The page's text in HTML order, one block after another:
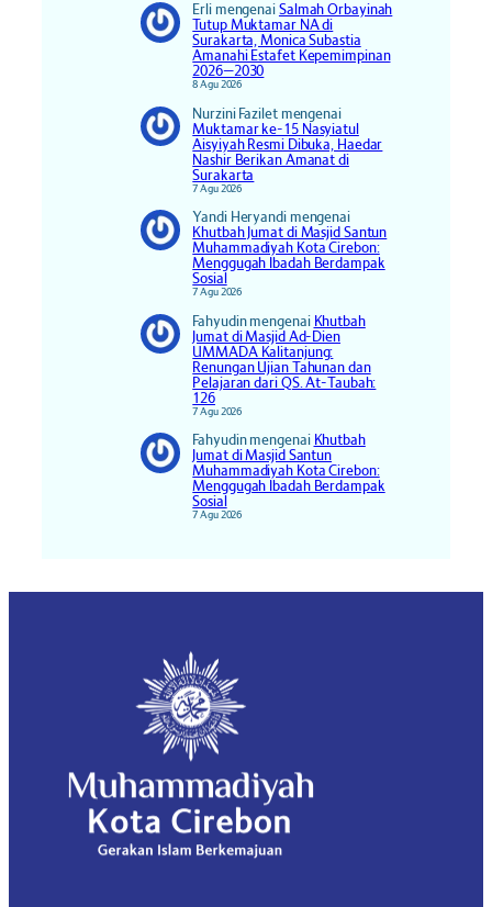
ErlimengenaiSalmah Orbayinah
Tutup Muktamar NA di
Surakarta, Monica Subastia
Amanahi Estafet Kepemimpinan
2026–2030
8 Agu 2026
Nurzini Faziletmengenai
Muktamar ke-15 Nasyiatul
Aisyiyah Resmi Dibuka, Haedar
Nashir Berikan Amanat di
Surakarta
7 Agu 2026
Yandi Heryandimengenai
Khutbah Jumat di Masjid Santun
Muhammadiyah Kota Cirebon:
Menggugah Ibadah Berdampak
Sosial
7 Agu 2026
Fahyudinmengenai Khutbah
Jumat di Masjid Ad-Dien
UMMADA Kalitanjung:
Renungan Ujian Tahunan dan
Pelajaran dari QS. At-Taubah:
126
7 Agu 2026
Fahyudinmengenai Khutbah
Jumat di Masjid Santun
Muhammadiyah Kota Cirebon:
Menggugah Ibadah Berdampak
Sosial
7 Agu 2026